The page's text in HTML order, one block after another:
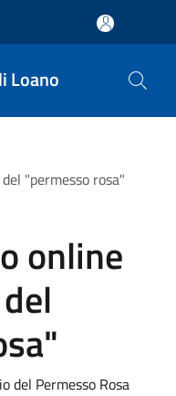
Loano
"permesso rosa"
online
del Permesso Rosa